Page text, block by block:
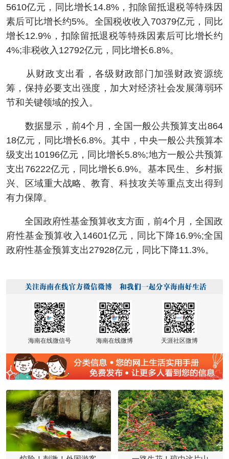
5610亿元，同比增长14.8%，扣除留抵退税等特殊因
素后可比增长约5%。全国税收收入70379亿元，同比
增长12.9%，扣除留抵退税等特殊因素后可比增长约
4%;非税收入12792亿元，同比增长6.8%。
从财政支出看，各级财政部门加强财政资源统
筹，保持必要支出强度，加大对经济社会发展薄弱环
节和关键领域的投入。
数据显示，前4个月，全国一般公共预算支出864
18亿元，同比增长6.8%。其中，中央一般公共预算本
级支出10196亿元，同比增长5.8%;地方一般公共预算
支出76222亿元，同比增长6.9%。基本民生、乡村振
兴、区域重大战略、教育、科技攻关等重点支出得到
有力保障。
全国政府性基金预算收支方面，前4个月，全国政
府性基金预算收入14601亿元，同比下降16.9%;全国
政府性基金预算支出27928亿元，同比下降11.3%。
海南在线微信号 海南在线微博 天涯社区微博